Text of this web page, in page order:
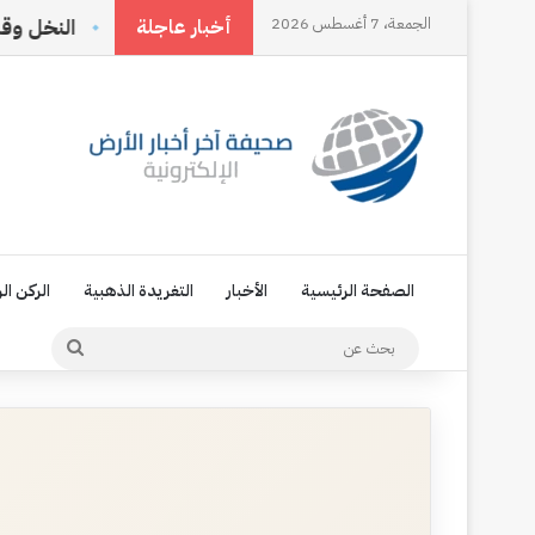
الجمعة، 7 أغسطس 2026 أخبار عاجلة الذهبية 91 اِبْتِهَالُ النخل وقلبي
الصفحة الرئيسية الأخبار التغريدة الذهبية الركن
بحث